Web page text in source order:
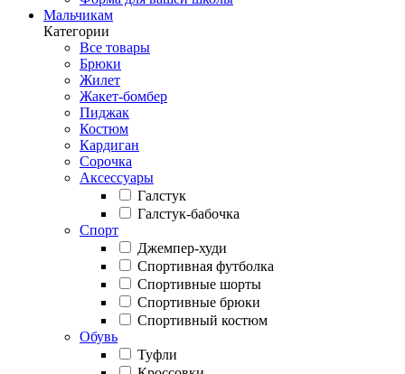
Мальчикам
Категории
Все товары
Брюки
Жилет
Жакет-бомбер
Пиджак
Костюм
Кардиган
Сорочка
Аксессуары
Галстук
Галстук-бабочка
Спорт
Джемпер-худи
Спортивная футболка
Спортивные шорты
Спортивные брюки
Спортивный костюм
Обувь
Туфли